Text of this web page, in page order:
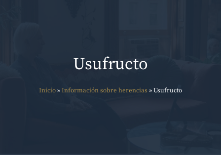
Usufructo
Inicio»Información sobre herencias »Usufructo